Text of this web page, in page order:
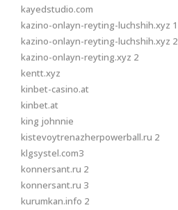
kayedstudio.com
kazino-onlayn-reyting-luchshih.xyz 1
kazino-onlayn-reyting-luchshih.xyz 2
kazino-onlayn-reyting.xyz 2
kentt.xyz
kinbet-casino.at
kinbet.at
king johnnie
kistevoytrenazherpowerball.ru 2
klgsystel.com3
konnersant.ru 2
konnersant.ru 3
kurumkan.info 2